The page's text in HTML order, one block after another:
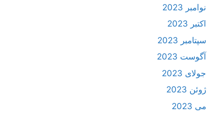
نوامبر 2023
اکتبر 2023
سپتامبر 2023
آگوست 2023
جولای 2023
ژوئن 2023
می 2023